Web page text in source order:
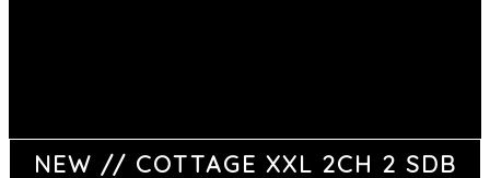
NEW // COTTAGE XXL 2CH 2 SDB